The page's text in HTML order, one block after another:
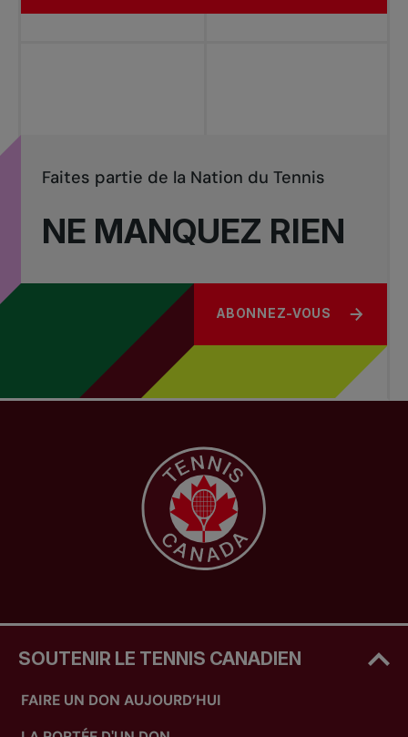
NE MANQUEZ RIEN
Faites partie de la Nation du Tennis
ABONNEZ-VOUS
SOUTENIR LE TENNIS CANADIEN
FAIRE UN DON AUJOURD’HUI